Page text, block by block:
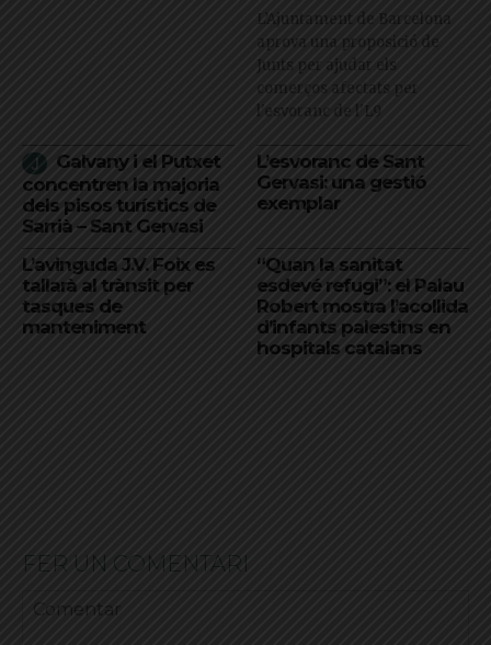
L’Ajuntament de Barcelona
aprova una proposició de
Junts per ajudar els
comerços afectats per
l'esvoranc de l'L9
Galvany i el Putxet
concentren la majoria
dels pisos turístics de
Sarrià – Sant Gervasi
L’esvoranc de Sant
Gervasi: una gestió
exemplar
L’avinguda J.V. Foix es
tallarà al trànsit per
tasques de
manteniment
“Quan la sanitat
esdevé refugi”: el Palau
Robert mostra l’acollida
d’infants palestins en
hospitals catalans
FER UN COMENTARI